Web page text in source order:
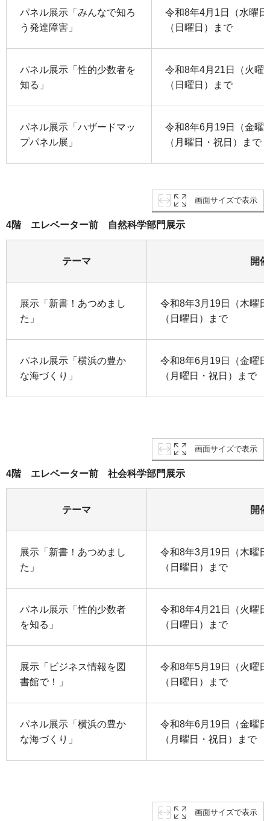
パネル展示「みんなで知ろ
う発達障害」
令和8年4月1日（水曜
（日曜日）まで
パネル展示「性的少数者を
知る」
令和8年4月21日（火曜
（日曜日）まで
パネル展示「ハザードマッ
プパネル展」
令和8年6月19日（金曜
（月曜日・祝日）まで
画面サイズで表示
4階 エレベーター前 自然科学部門展示
テーマ 開
展示「新書！あつめまし
た」
令和8年3月19日（木曜
（日曜日）まで
パネル展示「横浜の豊か
な海づくり」
令和8年6月19日（金曜
（月曜日・祝日）まで
画面サイズで表示
4階 エレベーター前 社会科学部門展示
テーマ 開
展示「新書！あつめまし
た」
令和8年3月19日（木曜
（日曜日）まで
パネル展示「性的少数者
を知る」
令和8年4月21日（火曜
（日曜日）まで
展示「ビジネス情報を図
書館で！」
令和8年5月19日（火曜
（日曜日）まで
パネル展示「横浜の豊か
な海づくり」
令和8年6月19日（金曜
（月曜日・祝日）まで
画面サイズで表示